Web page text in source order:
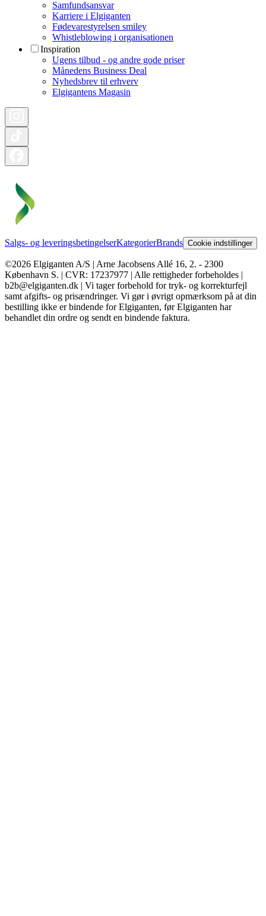
Samfundsansvar
Karriere i Elgiganten
Fødevarestyrelsen smiley
Whistleblowing i organisationen
Inspiration
Ugens tilbud - og andre gode priser
Månedens Business Deal
Nyhedsbrev til erhverv
Elgigantens Magasin
Salgs- og leveringsbetingelserKategorierBrands Cookie indstillinger
©2026 Elgiganten A/S | Arne Jacobsens Allé 16, 2. - 2300
København S. | CVR: 17237977 | Alle rettigheder forbeholdes |
b2b@elgiganten.dk | Vi tager forbehold for tryk- og korrekturfejl
samt afgifts- og prisændringer. Vi gør i øvrigt opmærksom på at din
bestilling ikke er bindende for Elgiganten, før Elgiganten har
behandlet din ordre og sendt en bindende faktura.